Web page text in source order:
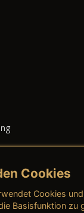
Cookies
Cookies
Basisfunktion zu